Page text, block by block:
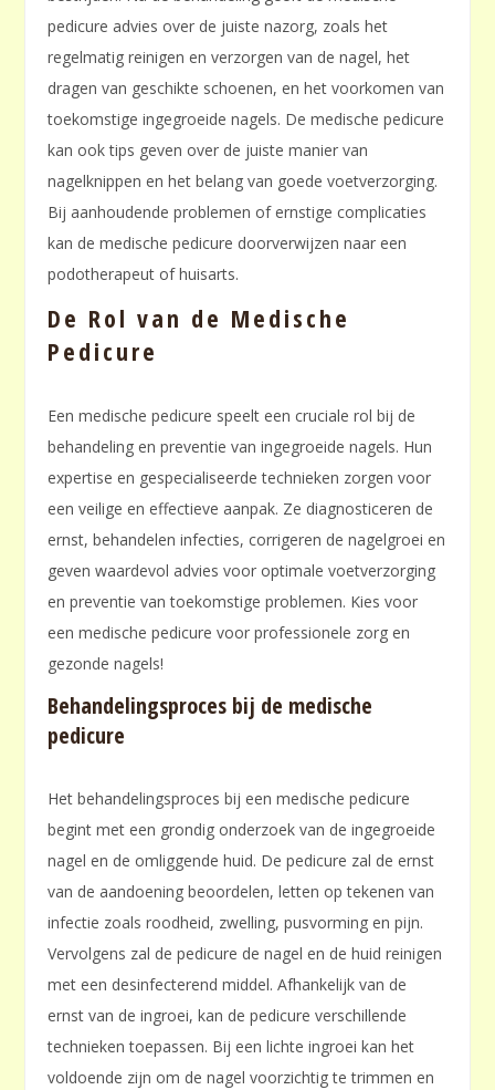
pedicure advies over de juiste nazorg, zoals het
regelmatig reinigen en verzorgen van de nagel, het
dragen van geschikte schoenen, en het voorkomen van
toekomstige ingegroeide nagels. De medische pedicure
kan ook tips geven over de juiste manier van
nagelknippen en het belang van goede voetverzorging.
Bij aanhoudende problemen of ernstige complicaties
kan de medische pedicure doorverwijzen naar een
podotherapeut of huisarts.
De Rol van de Medische
Pedicure
Een medische pedicure speelt een cruciale rol bij de
behandeling en preventie van ingegroeide nagels. Hun
expertise en gespecialiseerde technieken zorgen voor
een veilige en effectieve aanpak. Ze diagnosticeren de
ernst, behandelen infecties, corrigeren de nagelgroei en
geven waardevol advies voor optimale voetverzorging
en preventie van toekomstige problemen. Kies voor
een medische pedicure voor professionele zorg en
gezonde nagels!
Behandelingsproces bij de medische
pedicure
Het behandelingsproces bij een medische pedicure
begint met een grondig onderzoek van de ingegroeide
nagel en de omliggende huid. De pedicure zal de ernst
van de aandoening beoordelen, letten op tekenen van
infectie zoals roodheid, zwelling, pusvorming en pijn.
Vervolgens zal de pedicure de nagel en de huid reinigen
met een desinfecterend middel. Afhankelijk van de
ernst van de ingroei, kan de pedicure verschillende
technieken toepassen. Bij een lichte ingroei kan het
voldoende zijn om de nagel voorzichtig te trimmen en